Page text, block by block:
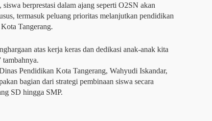
siswa berprestasi dalam ajang seperti O2SN akan
termasuk peluang prioritas melanjutkan pendidikan
Tangerang.
atas kerja keras dan dedikasi anak-anak kita
tambahnya.
Pendidikan Kota Tangerang, Wahyudi Iskandar,
bagian dari strategi pembinaan siswa secara
SD hingga SMP.